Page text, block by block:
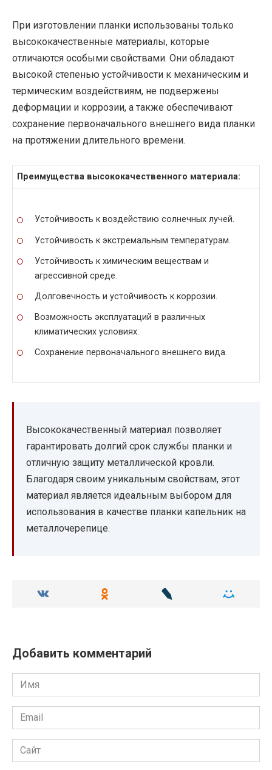
При изготовлении планки использованы только
высококачественные материалы, которые
отличаются особыми свойствами. Они обладают
высокой степенью устойчивости к механическим и
термическим воздействиям, не подвержены
деформации и коррозии, а также обеспечивают
сохранение первоначального внешнего вида планки
на протяжении длительного времени.
Преимущества высококачественного материала:
Устойчивость к воздействию солнечных лучей.
Устойчивость к экстремальным температурам.
Устойчивость к химическим веществам и
агрессивной среде.
Долговечность и устойчивость к коррозии.
Возможность эксплуатаций в различных
климатических условиях.
Сохранение первоначального внешнего вида.
Высококачественный материал позволяет
гарантировать долгий срок службы планки и
отличную защиту металлической кровли.
Благодаря своим уникальным свойствам, этот
материал является идеальным выбором для
использования в качестве планки капельник на
металлочерепице.
Добавить комментарий
Имя
Email
Сайт